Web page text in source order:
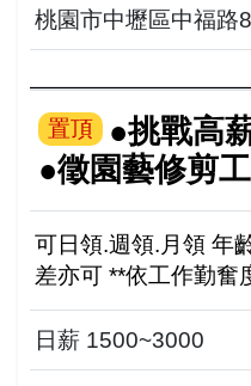
桃園市中壢區中福路
置頂
●挑戰高
●徵園藝修剪工
可日領.週領.月領 年
差亦可 **依工作勤奮
成績表現度調整**
日薪 1500~3000